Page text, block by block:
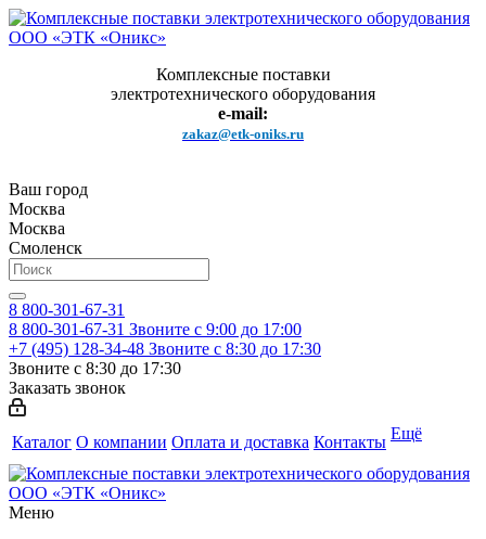
Комплексные поставки
электротехнического оборудования
e-mail:
zakaz@etk-oniks.ru
Ваш город
Москва
Москва
Смоленск
8 800-301-67-31
8 800-301-67-31 Звоните с 9:00 до 17:00
+7 (495) 128-34-48 Звоните с 8:30 до 17:30
Звоните с 8:30 до 17:30
Заказать звонок
Каталог О компании Оплата и доставка Контакты Ещё
Меню